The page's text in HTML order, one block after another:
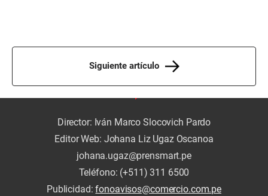
Siguiente artículo
Director: Iván Marco Slocovich Pardo
Editor Web: Johana Liz Ugaz Oscanoa
johana.ugaz@prensmart.pe
Teléfono: (+511) 311 6500
Publicidad:fonoavisos@comercio.com.pe